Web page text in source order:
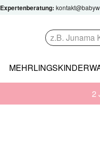
Expertenberatung:
2